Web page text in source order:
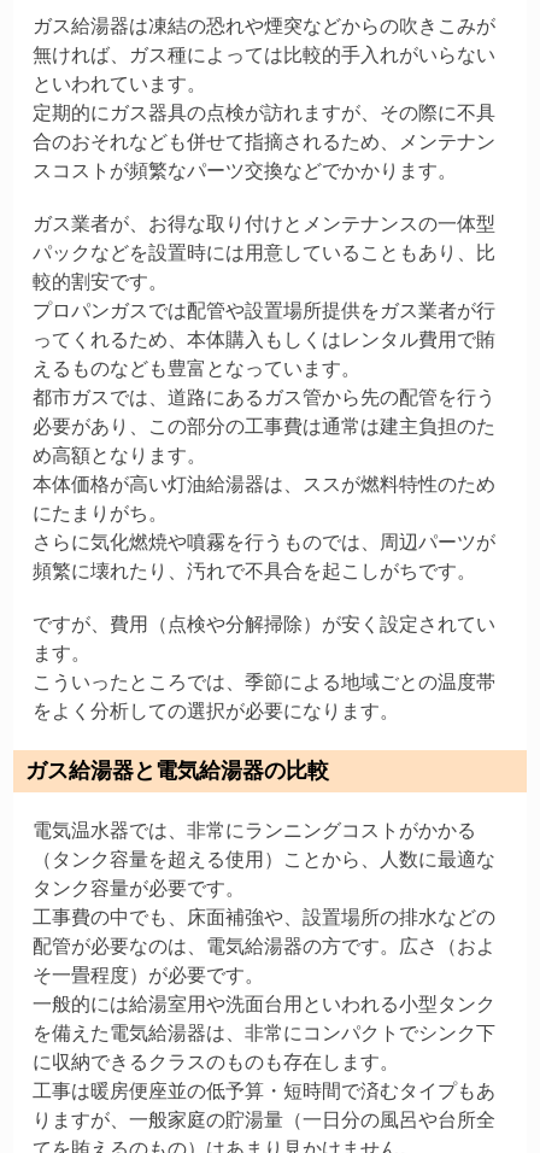
ガス給湯器は凍結の恐れや煙突などからの吹きこみが
無ければ、ガス種によっては比較的手入れがいらない
といわれています。
定期的にガス器具の点検が訪れますが、その際に不具
合のおそれなども併せて指摘されるため、メンテナン
スコストが頻繁なパーツ交換などでかかります。
ガス業者が、お得な取り付けとメンテナンスの一体型
パックなどを設置時には用意していることもあり、比
較的割安です。
プロパンガスでは配管や設置場所提供をガス業者が行
ってくれるため、本体購入もしくはレンタル費用で賄
えるものなども豊富となっています。
都市ガスでは、道路にあるガス管から先の配管を行う
必要があり、この部分の工事費は通常は建主負担のた
め高額となります。
本体価格が高い灯油給湯器は、ススが燃料特性のため
にたまりがち。
さらに気化燃焼や噴霧を行うものでは、周辺パーツが
頻繁に壊れたり、汚れで不具合を起こしがちです。
ですが、費用（点検や分解掃除）が安く設定されてい
ます。
こういったところでは、季節による地域ごとの温度帯
をよく分析しての選択が必要になります。
ガス給湯器と電気給湯器の比較
電気温水器では、非常にランニングコストがかかる
（タンク容量を超える使用）ことから、人数に最適な
タンク容量が必要です。
工事費の中でも、床面補強や、設置場所の排水などの
配管が必要なのは、電気給湯器の方です。広さ（およ
そ一畳程度）が必要です。
一般的には給湯室用や洗面台用といわれる小型タンク
を備えた電気給湯器は、非常にコンパクトでシンク下
に収納できるクラスのものも存在します。
工事は暖房便座並の低予算・短時間で済むタイプもあ
りますが、一般家庭の貯湯量（一日分の風呂や台所全